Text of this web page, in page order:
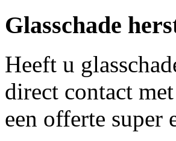
Glasschade
Heeft u
direct contact
een offerte super